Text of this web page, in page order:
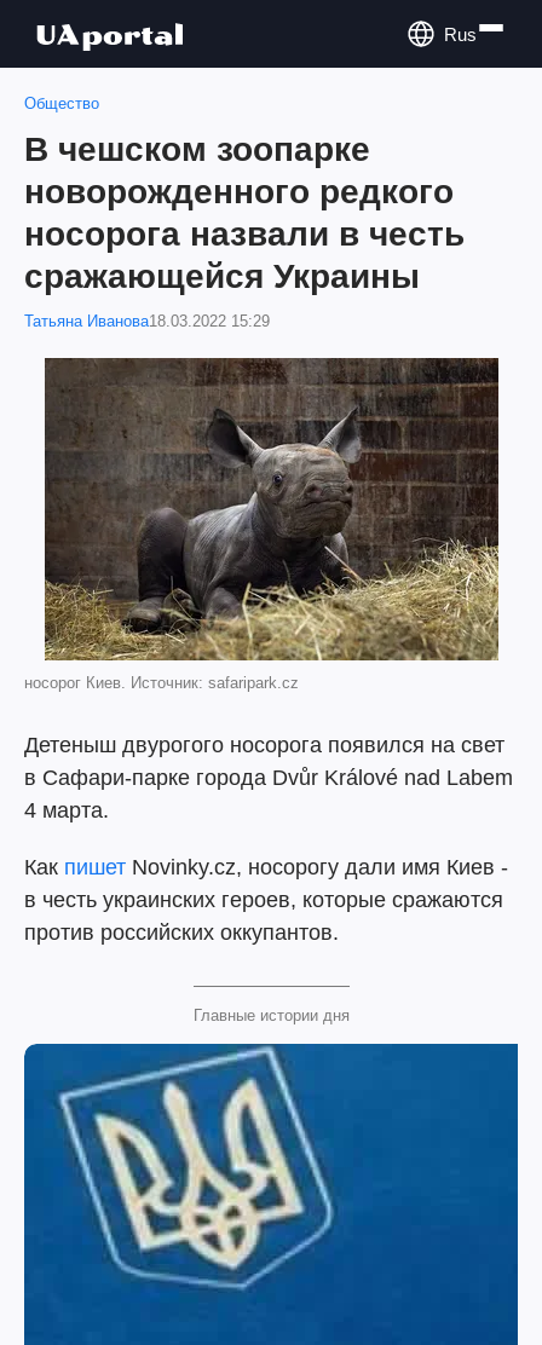
Rus
Общество
В чешском зоопарке
новорожденного редкого
носорога назвали в честь
сражающейся Украины
Татьяна Иванова18.03.2022 15:29
носорог Киев. Источник: safaripark.cz
Детеныш двурогого носорога появился на свет
в Сафари-парке города Dvůr Králové nad Labem
4 марта.
Как пишет Novinky.cz, носорогу дали имя Киев -
в честь украинских героев, которые сражаются
против российских оккупантов.
Главные истории дня